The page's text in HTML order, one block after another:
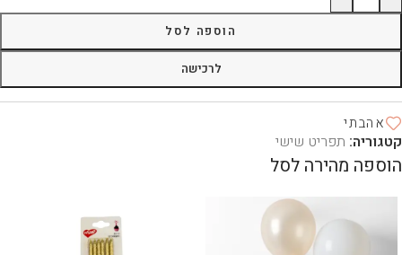
הוספה לסל
לרכישה
אהבתי
קטגוריה: תפריט שישי
הוספה מהירה לסל